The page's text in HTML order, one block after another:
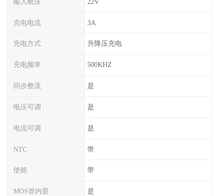
充电电流 3A
充电方式 升降压充电
充电频率 500KHZ
同步整流 是
电压可调 是
电流可调 是
NTC 带
使能 带
MOS管内置 是